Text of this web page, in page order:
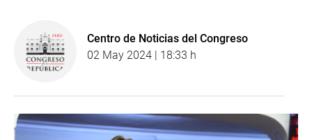
Centro de Noticias del Congreso
02 May 2024 | 18:33 h